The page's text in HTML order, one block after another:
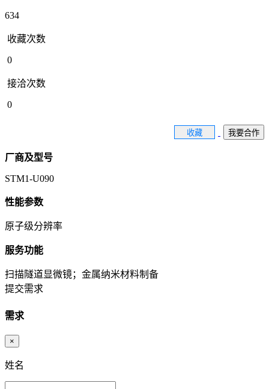
634
收藏次数
0
接洽次数
0
收藏 我要合作
厂商及型号
STM1-U090
性能参数
原子级分辨率
服务功能
扫描隧道显微镜；金属纳米材料制备
提交需求
需求
×
姓名